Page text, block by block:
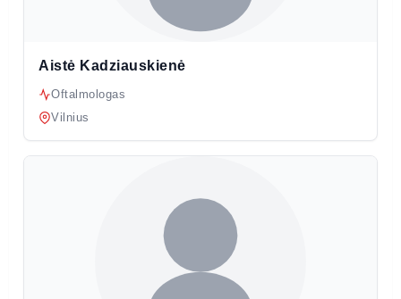
Aistė Kadziauskienė
Oftalmologas
Vilnius